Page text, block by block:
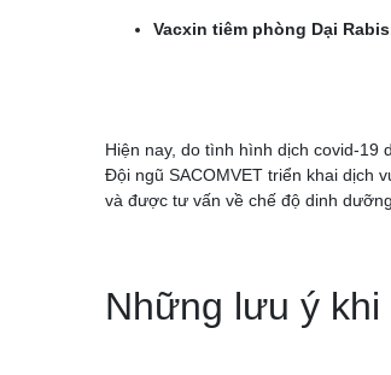
Vacxin tiêm phòng Dại
Hiện nay, do tình hình dịch covid-19
Đội ngũ SACOMVET triển khai dịch
và được tư vấn về chế độ dinh
Những lưu ý